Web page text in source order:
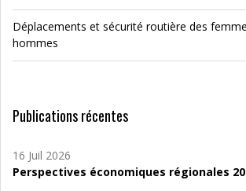
Déplacements et sécurité routière des
hommes
Publications récentes
16 Juil 2026
Perspectives économiques régionales